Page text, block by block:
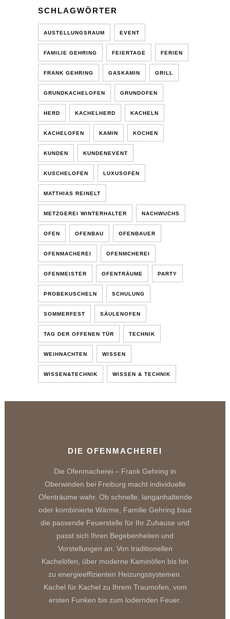
SCHLAGWÖRTER
AUSTELLUNGSRAUM EVENT
FAMILIE GEHRING FEIERTAGE FERIEN
FRANK GEHRING GASKAMIN GRILL
GRUNDKACHELOFEN GRUNDOFEN
HERD KACHELHERD KACHELN
KACHELOFEN KAMIN KOCHEN
KUNDEN KUNDENEVENT
KUSCHELOFEN LUXUSOFEN
MATTHIAS REINELT
METZGEREI WINTERHALTER NACHWUCHS
OFEN OFENBAU OFENBAUER
OFENMACHEREI OFENMCHEREI
OFENMEISTER OFENTRÄUME PARTY
PROBEKUSCHELN SCHULUNG
SOMMERFEST SÄULENOFEN
TAG DER OFFENEN TÜR TECHNIK
WEIHNACHTEN WISSEN
WISSEN&TECHNIK WISSEN & TECHNIK
DIE OFENMACHEREI
Die Ofenmacherei – Frank Gehring in
Oberwinden bei Freiburg macht individuelle
Ofenträume wahr. Ob schnelle, langanhaltende
oder kombinierte Wärme, Familie Gehring baut
die passende Feuerstelle für Ihr Zuhause und
passt sich Ihren Begebenheiten und
Vorstellungen an. Von traditionellen
Kachelöfen, über moderne Kaminöfen bis hin
zu energieeffizienten Heizungssystemen.
Kachel für Kachel zu Ihrem Traumofen, vom
ersten Funken bis zum lodernden Feuer.